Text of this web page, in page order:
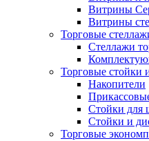
Витрины
Витрины
Торговые
Стеллажи
Торговые стойки
Накопители
Стойки для
Стойки и
Торговые